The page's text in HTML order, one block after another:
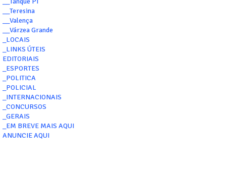
__Teresina
__Valença
__Várzea Grande
_LOCAIS
_LINKS ÚTEIS
EDITORIAIS
_ESPORTES
_POLITICA
_POLICIAL
_INTERNACIONAIS
_CONCURSOS
_GERAIS
_EM BREVE MAIS AQUI
ANUNCIE AQUI